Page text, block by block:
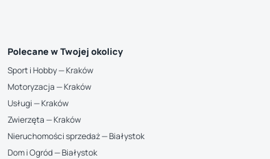
Polecane w Twojej okolicy
Sport i Hobby — Kraków
Motoryzacja — Kraków
Usługi — Kraków
Zwierzęta — Kraków
Nieruchomości sprzedaż — Białystok
Dom i Ogród — Białystok